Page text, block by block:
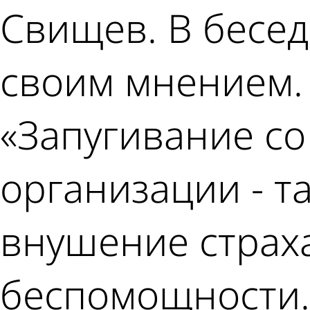
Свищев. В
своим мнением.
«Запугивание
организации -
внушение